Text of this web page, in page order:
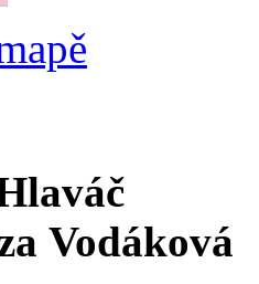
Vodáková